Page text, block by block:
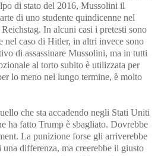
di stato del 2016, Mussolini il
di uno studente quindicenne nel
In alcuni casi i pretesti sono
nel caso di Hitler, in altri invece sono
di assassinare Mussolini, ma in tutti
al torto subito è utilizzata per
lo meno nel lungo termine, è molto
che sta accadendo negli Stati Uniti
ha fatto Trump è sbagliato. Dovrebbe
La punizione forse gli arriverebbe
differenza, ma creerebbe il giusto